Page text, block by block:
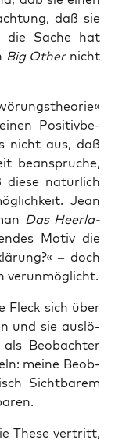
daß sie
die Sache hat
Big Othernicht
Posi­tiv­be­
nicht aus, daß
bean­spru­che,
die­se natür­lich
Jean
Das Heer­la­
Motiv die
– doch
verunmöglicht.
Fleck sich über
und sie aus­lö­
Beob­ach­ter
mei­ne Beob­
Sicht­ba­rem
The­se ver­tritt,